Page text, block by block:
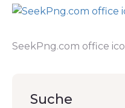
SeekPng.com office
Suche